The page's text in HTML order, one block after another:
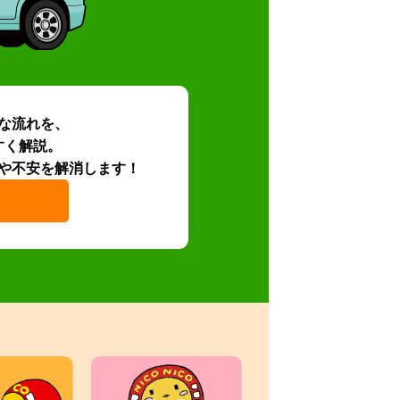
流れを、
解説。
不安を解消します！